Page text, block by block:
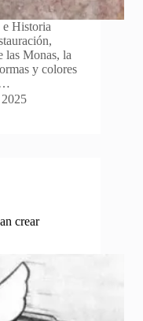
Historia
las Monas, la
y colores
crear